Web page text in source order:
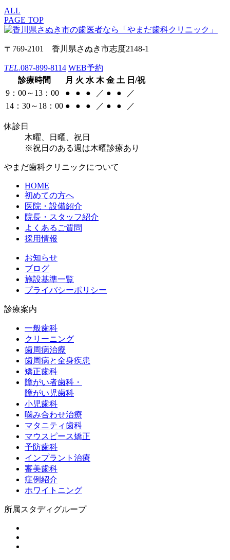
ALL
PAGE TOP
〒769-2101 香川県さぬき市志度2148-1
TEL.087-899-8114 WEB予約
診療時間
月 火 水 木 金 土 日/祝
9：00～13：00
● ● ● ／ ● ●
／
14：30～18：00 ● ● ● ／ ● ● ／
休診日
木曜、日曜、祝日
※祝日のある週は木曜診療あり
やまだ歯科クリニックについて
HOME
初めての方へ
医院・設備紹介
院長・スタッフ紹介
よくあるご質問
採用情報
お知らせ
ブログ
施設基準一覧
プライバシーポリシー
診療案内
一般歯科
クリーニング
歯周病治療
歯周病と全身疾患
矯正歯科
障がい者歯科・
障がい児歯科
小児歯科
噛み合わせ治療
マタニティ歯科
マウスピース矯正
予防歯科
インプラント治療
審美歯科
症例紹介
ホワイトニング
所属スタディグループ